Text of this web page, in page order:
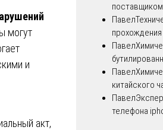
могут
и
акт,
Павел
Павел
Павел
китайского
Павел
телефона